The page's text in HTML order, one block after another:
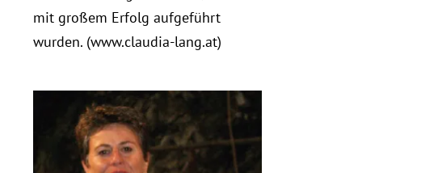
mit großem Erfolg aufgeführt
wurden. (www.claudia-lang.at)